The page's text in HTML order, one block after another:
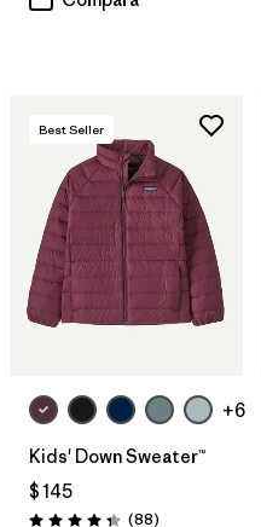
Best Seller
+6
Kids' Down Sweater™
$ 145
(88Comentarios
)